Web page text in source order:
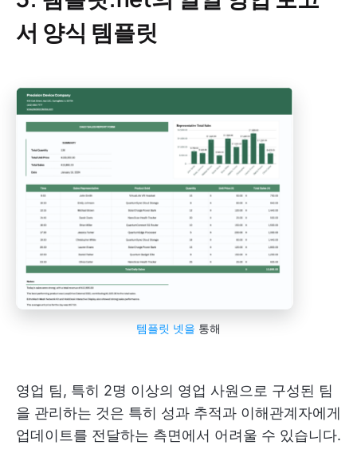
서 양식 템플릿
템플릿 넷을 통해
영업 팀, 특히 2명 이상의 영업 사원으로 구성된 팀
을 관리하는 것은 특히 성과 추적과 이해관계자에게
업데이트를 전달하는 측면에서 어려울 수 있습니다.